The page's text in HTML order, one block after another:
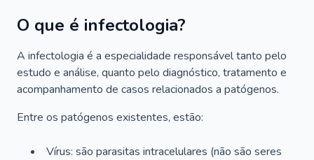
O que é infectologia?
A infectologia é a especialidade responsável tanto pelo
estudo e análise, quanto pelo diagnóstico, tratamento e
acompanhamento de casos relacionados a patógenos.
Entre os patógenos existentes, estão:
Vírus: são parasitas intracelulares (não são seres